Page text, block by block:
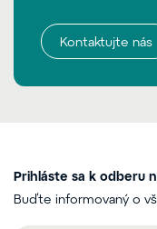
Kontaktujte nás
Prihláste sa k odberu
Buďte informovaný o